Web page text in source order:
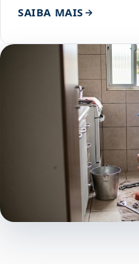
SAIBA MAIS